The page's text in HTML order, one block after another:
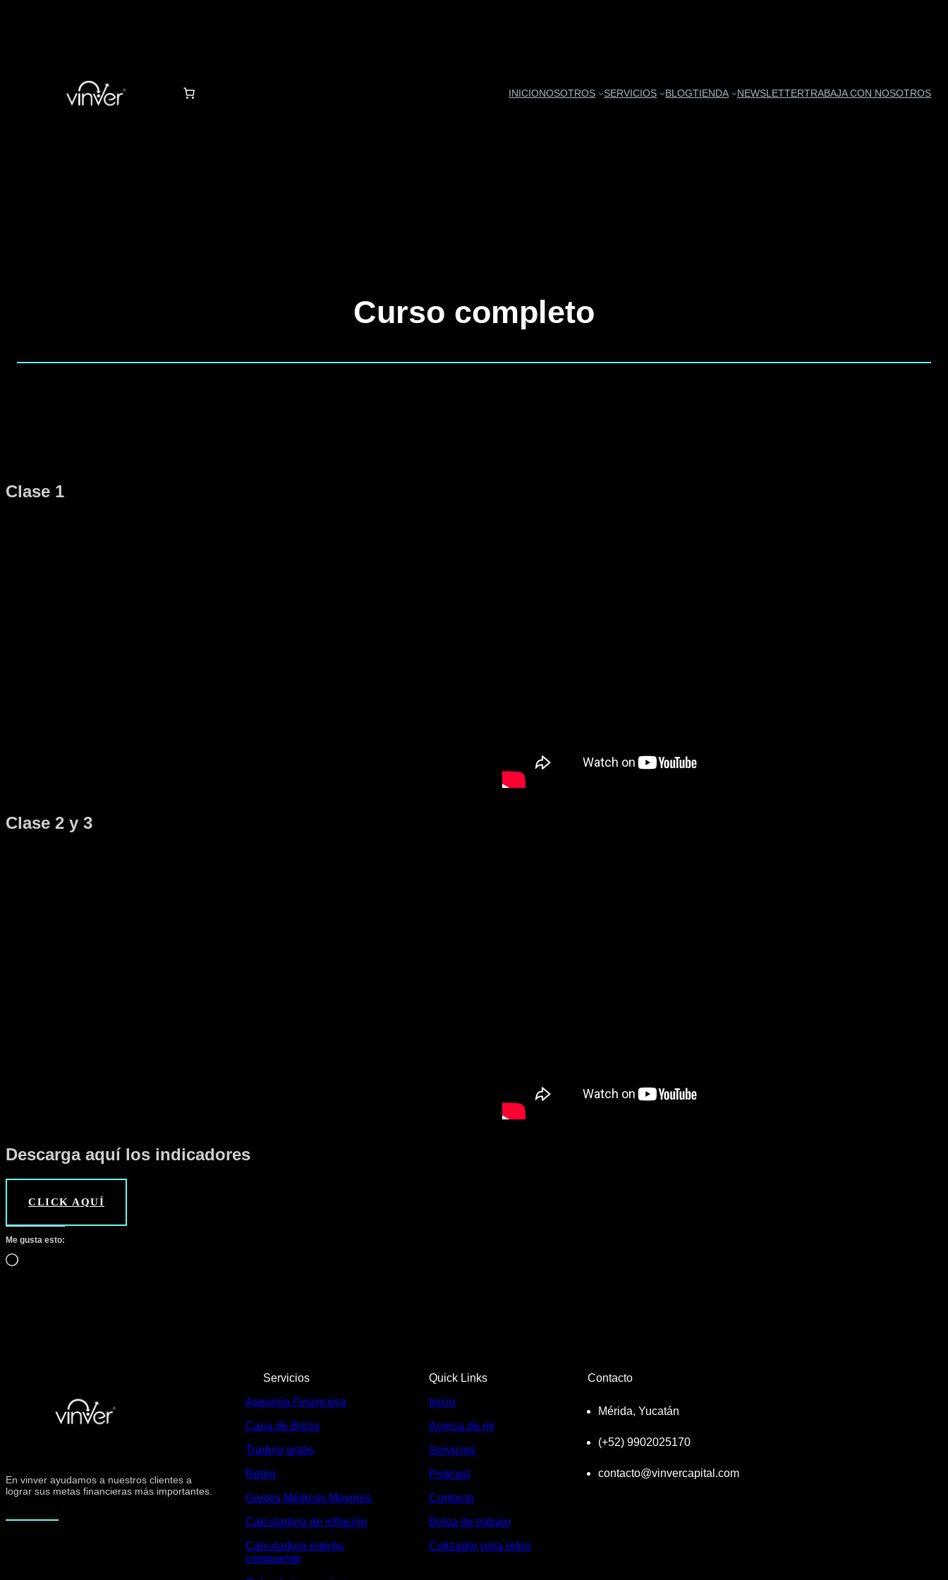
INICIONOSOTROS SERVICIOS BLOGTIENDA NEWSLETTERTRABAJA CON NOSOTROS
Curso completo
Clase 1
Clase 2 y 3
Descarga aquí los indicadores
CLICK AQUÍ
Me gusta esto:
Cargando…
En vinver ayudamos a nuestros clientes a
lograr sus metas financieras más importantes.
Servicios
Asesoría Financiera
Casa de Bolsa
Trading gratis
Retiro
Gastos Médicos Mayores
Calculadora de inflación
Calculadora interés
compuesto
Quick Links
Inicio
Acerca de mi
Servicios
Podcast
Contacto
Bolsa de trabajo
Cotizador para retiro
Contacto
Mérida, Yucatán
(+52) 9902025170
contacto@vinvercapital.com